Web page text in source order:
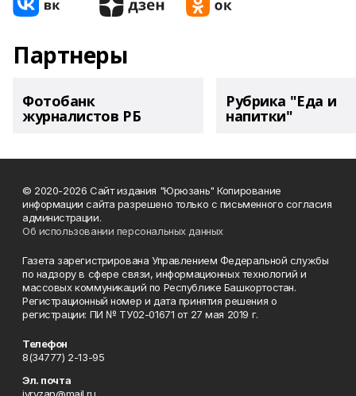
Партнеры
Фотобанк
журналистов РБ
Рубрика "Еда и
напитки"
© 2020-2026 Сайт издания "Юрюзань" Копирование
информации сайта разрешено только с письменного согласия
администрации.
Об использовании персональных данных
Газета зарегистрирована Управлением Федеральной службы
по надзору в сфере связи, информационных технологий и
массовых коммуникаций по Республике Башкортостан.
Регистрационный номер и дата принятия решения о
регистрации: ПИ № ТУ02-01671 от 27 мая 2019 г.
Телефон
8(34777) 2-13-95
Эл. почта